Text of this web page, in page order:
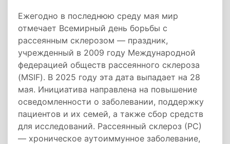
Ежегодно в последнюю среду мая мир
отмечает Всемирный день борьбы с
рассеянным склерозом — праздник,
учрежденный в 2009 году Международной
федерацией обществ рассеянного склероза
(MSIF). В 2025 году эта дата выпадает на 28
мая. Инициатива направлена на повышение
осведомленности о заболевании, поддержку
пациентов и их семей, а также сбор средств
для исследований. Рассеянный склероз (РС)
— хроническое аутоиммунное заболевание,